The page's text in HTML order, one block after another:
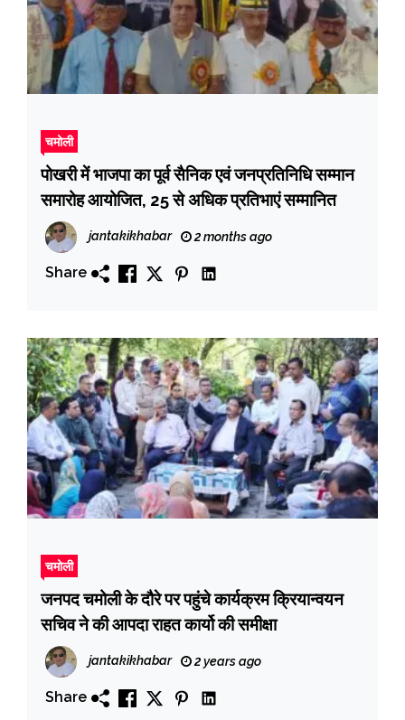
चमोली
पोखरी में भाजपा का पूर्व सैनिक एवं जनप्रतिनिधि सम्मान
समारोह आयोजित, 25 से अधिक प्रतिभाएं सम्मानित
jantakikhabar 2 months ago
Share
चमोली
जनपद चमोली के दौरे पर पहुंचे कार्यक्रम क्रियान्वयन
सचिव ने की आपदा राहत कार्यो की समीक्षा
jantakikhabar 2 years ago
Share